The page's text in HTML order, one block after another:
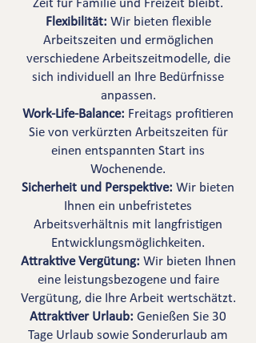
Zeit für Familie und Freizeit bleibt.
Flexibilität: Wir bieten flexible
Arbeitszeiten und ermöglichen
verschiedene Arbeitszeitmodelle, die
sich individuell an Ihre Bedürfnisse
anpassen.
Work-Life-Balance: Freitags profitieren
Sie von verkürzten Arbeitszeiten für
einen entspannten Start ins
Wochenende.
Sicherheit und Perspektive: Wir bieten
Ihnen ein unbefristetes
Arbeitsverhältnis mit langfristigen
Entwicklungsmöglichkeiten.
Attraktive Vergütung: Wir bieten Ihnen
eine leistungsbezogene und faire
Vergütung, die Ihre Arbeit wertschätzt.
Attraktiver Urlaub: Genießen Sie 30
Tage Urlaub sowie Sonderurlaub am